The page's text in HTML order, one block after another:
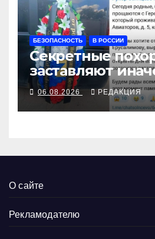
БЕЗОПАСНОСТЬ В РОССИИ
Секретные
заставляют
взглянуть на
06.08.2026 РЕДАКЦИЯ
О сайте
Рекламодателю